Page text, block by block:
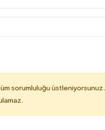
sorumluluğu üstleniyorsunuz.